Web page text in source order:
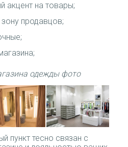
акцент на товары;
продавцов;
одежды фото
пункт тесно связан с